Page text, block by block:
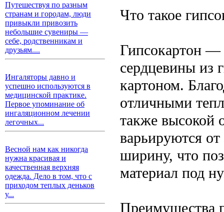
Путешествуя по разным
странам и городам, люди
привыкли привозить
небольшие сувениры —
себе, родственникам и
друзьям....
Ингаляторы давно и
успешно используются в
медицинской практике.
Первое упоминание об
ингаляционном лечении
легочных...
Весной нам как никогда
нужна красивая и
качественная верхняя
одежда. Дело в том, что с
приходом теплых деньков
у...
Что такое
Гипсокартон —
сердцевины из
картоном.
отличными
также высокой
варьируются
ширину, что
материал под
Преимущества